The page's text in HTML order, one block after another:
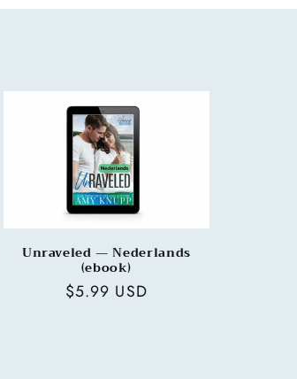
Unraveled — Nederlands
(ebook)
Regular
$5.99 USD